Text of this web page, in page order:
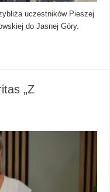
uczestników Pieszej
do Jasnej Góry.
„Z